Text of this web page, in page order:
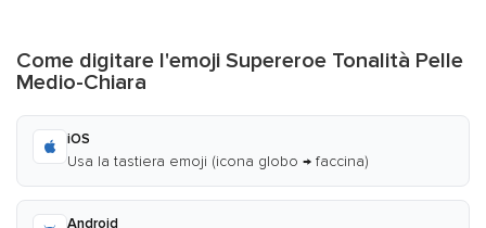
Come digitare l'emoji Supereroe Tonalità Pelle
Medio-Chiara
iOS
Usa la tastiera emoji (icona globo → faccina)
Android